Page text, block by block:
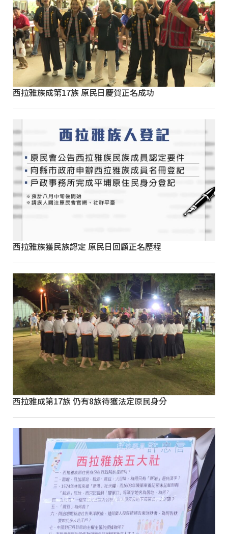
西拉雅族成第17族 原民日慶賀正名成功
西拉雅族獲民族認定 原民日回顧正名歷程
西拉雅成第17族 仍有8族待獲法定原民身分